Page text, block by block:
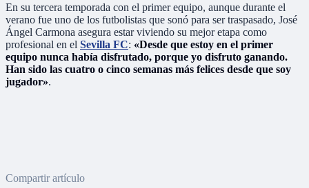
En su tercera temporada con el primer equipo, aunque durante el
verano fue uno de los futbolistas que sonó para ser traspasado, José
Ángel Carmona asegura estar viviendo su mejor etapa como
profesional en el Sevilla FC: «Desde que estoy en el primer
equipo nunca había disfrutado, porque yo disfruto ganando.
Han sido las cuatro o cinco semanas más felices desde que soy
jugador».
Compartir artículo